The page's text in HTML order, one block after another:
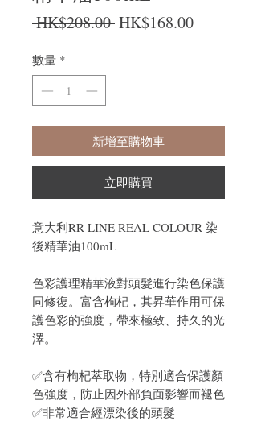
HK$208.00 一般價格
HK$168.00促銷價格
數量 *
新增至購物車
立即購買
意大利RR LINE REAL COLOUR 染
後精華油100mL
色彩護理精華液對頭髮進行染色保護
同修復。富含枸杞，其昇華作用可保
護色彩的強度，帶來極致、持久的光
澤。
✅含有枸杞萃取物，特別適合保護顏
色強度，防止因外部負面影響而褪色
✅非常適合經漂染後的頭髮